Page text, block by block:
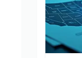
MV250能
的運補能
求。